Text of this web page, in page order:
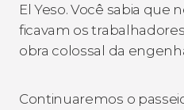
El Yeso. Você sabia que
ficavam os
obra colossal da
Continuaremos o